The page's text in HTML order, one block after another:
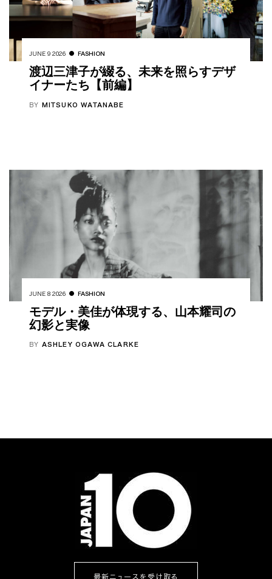
JUNE 9 2026 FASHION
渡辺三津子が綴る、未来を照らすデザ
イナーたち【前編】
BY MITSUKO WATANABE
JUNE 8 2026 FASHION
モデル・美佳が体現する、山本耀司の
幻影と実像
BY ASHLEY OGAWA CLARKE
最新ニュースを受け取る